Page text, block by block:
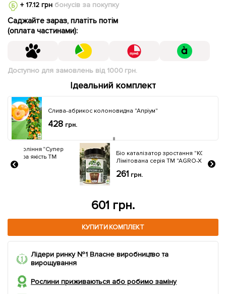
+ 17.12 грнбонусів за покупку
Саджайте зараз, платіть потім
(оплата частинами):
Доступно для замовлень від 1000 грн.
Ідеальний комплект
Слива-абрикос колоновидна "Апріум"
428 грн.
Бiо каталiзатор зростання "КОРНЕВИН АГР"
Лімітована серія ТМ "AGRO-X" 120г
грн.
689 грн.
КУПИТИ КОМПЛЕКТ
Лідери ринку №1 Власне виробництво та
вирощування
Рослини приживаються або робимо заміну